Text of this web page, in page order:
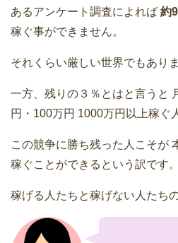
あるアンケート調査によれば 約
稼ぐ事ができません。
それくらい厳しい世界でもありま
一方、残りの３％とはと言うと
円・100万円 1000万円以上稼ぐ
この競争に勝ち残った人こそが
稼ぐことができるという訳です。
稼げる人たちと稼げない人たち